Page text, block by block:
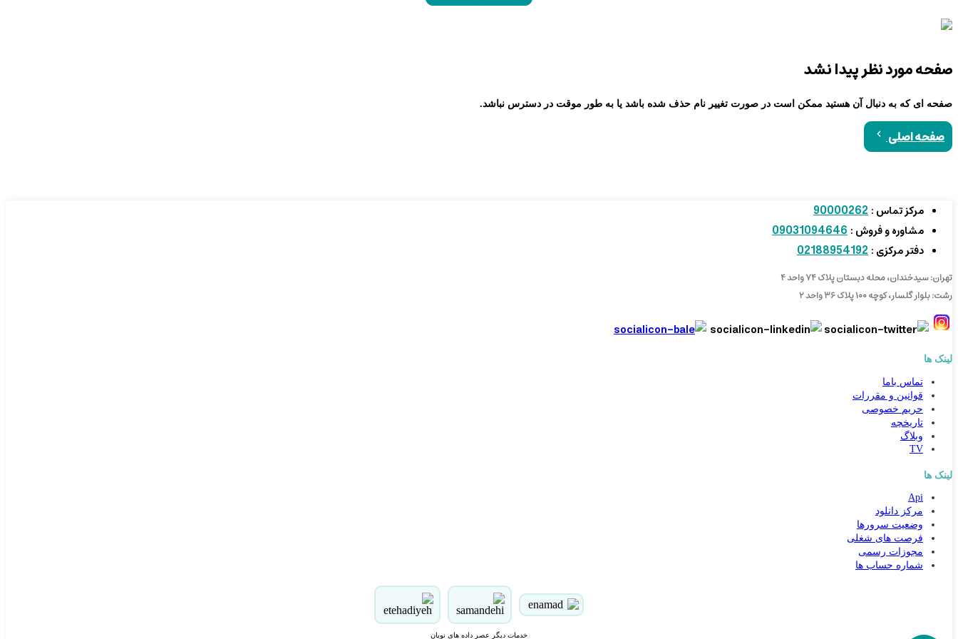
جهت ارتباط در پیامرسان بله کلیک کنید
تماس تلفنی با کارشناس فروش
09031094646
صفحه مورد نظر پیدا نشد
صفحه ای که به دنبال آن هستید ممکن است در صورت تغییر نام حذف شده باشد یا به طور موقت در دسترس نباشد.
صفحه اصلی
مرکز تماس : 90000262
مشاوره و فروش : 09031094646
دفتر مرکزی : 02188954192
تهران: سیدخندان، محله دبستان پلاک ۷۴ واحد ۴
رشت: بلوار گلسار، کوچه ۱۰۰ پلاک ۳۶ واحد ۲
لینک ها
تماس باما
قوانین و مقررات
حریم خصوصی
تاریخچه
وبلاگ
TV
لینک ها
Api
مرکز دانلود
وضعیت سرورها
فرصت های شغلی
مجوزات رسمی
شماره حساب ها
خدمات دیگر عصر داده های نویان